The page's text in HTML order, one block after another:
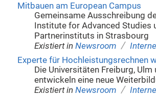
Mitbauen am European Campus
Gemeinsame Ausschreibung
Institute for Advanced Studies
Partnerinstituts in Strasbourg
Existiert in Newsroom /
Experte für Hochleistungsrechnen
Die Universitäten Freiburg,
entwickeln eine neue
Existiert in Newsroom /